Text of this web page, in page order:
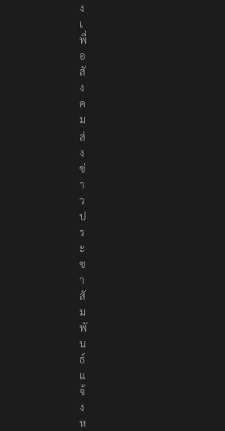
ง
เ
พื่
อ
สั
ง
ค
ม
ส่
ง
ข่
า
ว
ป
ร
ะ
ช
า
สั
ม
พั
น
ธ์
แ
จ้
ง
ห